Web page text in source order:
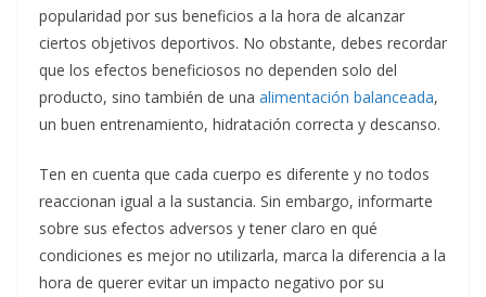
popularidad por sus beneficios a la hora de alcanzar
ciertos objetivos deportivos. No obstante, debes recordar
que los efectos beneficiosos no dependen solo del
producto, sino también de una alimentación balanceada,
un buen entrenamiento, hidratación correcta y descanso.
Ten en cuenta que cada cuerpo es diferente y no todos
reaccionan igual a la sustancia. Sin embargo, informarte
sobre sus efectos adversos y tener claro en qué
condiciones es mejor no utilizarla, marca la diferencia a la
hora de querer evitar un impacto negativo por su